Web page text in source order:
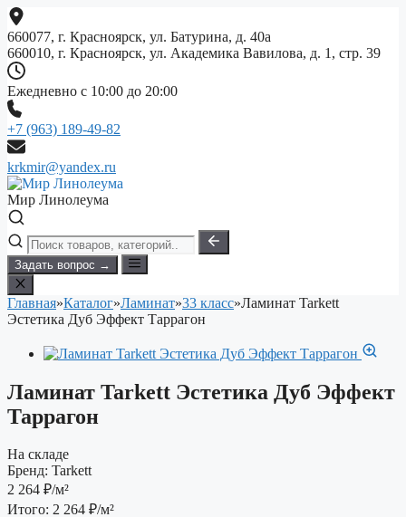
Перейти
к
содержимому
660077, г. Красноярск, ул. Батурина, д. 40а
660010, г. Красноярск, ул. Академика Вавилова, д. 1, стр. 39
Ежедневно с 10:00 до 20:00
+7 (963) 189-49-82
krkmir@yandex.ru
Мир Линолеума
Задать вопрос →
Главная»Каталог»Ламинат»33 класс»Ламинат Tarkett
Эстетика Дуб Эффект Таррагон
Ламинат Tarkett Эстетика Дуб Эффект
Таррагон
На складе
Бренд: Tarkett
2 264 ₽/м²
Итого: 2 264 ₽/м²